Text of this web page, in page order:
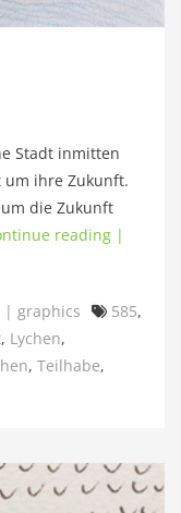
Stadt inmitten
um ihre Zukunft.
die Zukunft
reading |
| graphics Tags
585,
, Lychen,
, Teilhabe,